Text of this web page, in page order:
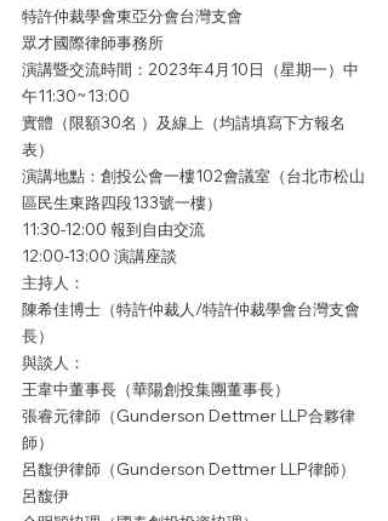
特許仲裁學會東亞分會台灣支會
眾才國際律師事務所
演講暨交流時間：2023年4月10日（星期一）中
午11:30~13:00
實體（限額30名 ）及線上（均請填寫下方報名
表）
演講地點：創投公會一樓102會議室（台北市松山
區民生東路四段133號一樓）
11:30-12:00 報到自由交流
12:00-13:00 演講座談
主持人：
陳希佳博士（特許仲裁人/特許仲裁學會台灣支會
長）
與談人：
王韋中董事長（華陽創投集團董事長）
張睿元律師（Gunderson Dettmer LLP合夥律
師）
呂馥伊律師（Gunderson Dettmer LLP律師）
呂馥伊